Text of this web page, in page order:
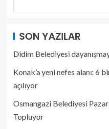
SON YAZILAR
Didim Belediyesi
Konak’a yeni nefes alanı:
açılıyor
Osmangazi Belediyesi
Topluyor